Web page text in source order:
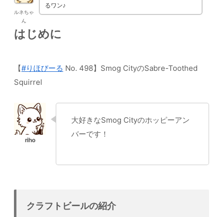
ルネちゃ
ん
るワン♪
はじめに
【#りほびーる No. 498】Smog CityのSabre-Toothed
Squirrel
大好きなSmog Cityのホッピーアン
バーです！
クラフトビールの紹介